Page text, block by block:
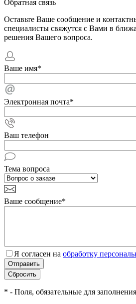
Обратная связь
Оставьте Ваше сообщение и
специалисты свяжутся с Вами в
решения Вашего вопроса.
Ваше имя*
Электронная почта*
Ваш телефон
Тема вопроса
Ваше сообщение*
Я согласен на обработку
* - Поля, обязательные для заполнения